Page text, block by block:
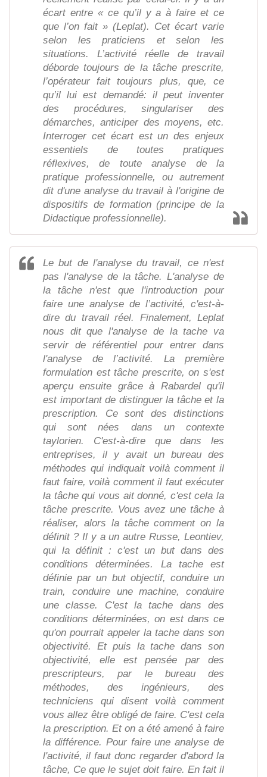
écart entre « ce qu’il y a à faire et ce
que l’on fait » (Leplat). Cet écart varie
selon les praticiens et selon les
situations. L’activité réelle de travail
déborde toujours de la tâche prescrite,
l’opérateur fait toujours plus, que, ce
qu’il lui est demandé: il peut inventer
des procédures, singulariser des
démarches, anticiper des moyens, etc.
Interroger cet écart est un des enjeux
essentiels de toutes pratiques
réflexives, de toute analyse de la
pratique professionnelle, ou autrement
dit d'une analyse du travail à l'origine de
dispositifs de formation (principe de la
Didactique professionnelle).
Le but de l'analyse du travail, ce n'est
pas l'analyse de la tâche. L'analyse de
la tâche n'est que l'introduction pour
faire une analyse de l’activité, c'est-à-
dire du travail réel. Finalement, Leplat
nous dit que l'analyse de la tache va
servir de référentiel pour entrer dans
l'analyse de l’activité. La première
formulation est tâche prescrite, on s'est
aperçu ensuite grâce à Rabardel qu'il
est important de distinguer la tâche et la
prescription. Ce sont des distinctions
qui sont nées dans un contexte
taylorien. C'est-à-dire que dans les
entreprises, il y avait un bureau des
méthodes qui indiquait voilà comment il
faut faire, voilà comment il faut exécuter
la tâche qui vous ait donné, c'est cela la
tâche prescrite. Vous avez une tâche à
réaliser, alors la tâche comment on la
définit ? Il y a un autre Russe, Leontiev,
qui la définit : c'est un but dans des
conditions déterminées. La tache est
définie par un but objectif, conduire un
train, conduire une machine, conduire
une classe. C'est la tache dans des
conditions déterminées, on est dans ce
qu'on pourrait appeler la tache dans son
objectivité. Et puis la tache dans son
objectivité, elle est pensée par des
prescripteurs, par le bureau des
méthodes, des ingénieurs, des
techniciens qui disent voilà comment
vous allez être obligé de faire. C'est cela
la prescription. Et on a été amené à faire
la différence. Pour faire une analyse de
l'activité, il faut donc regarder d'abord la
tâche, Ce que le sujet doit faire. En fait il